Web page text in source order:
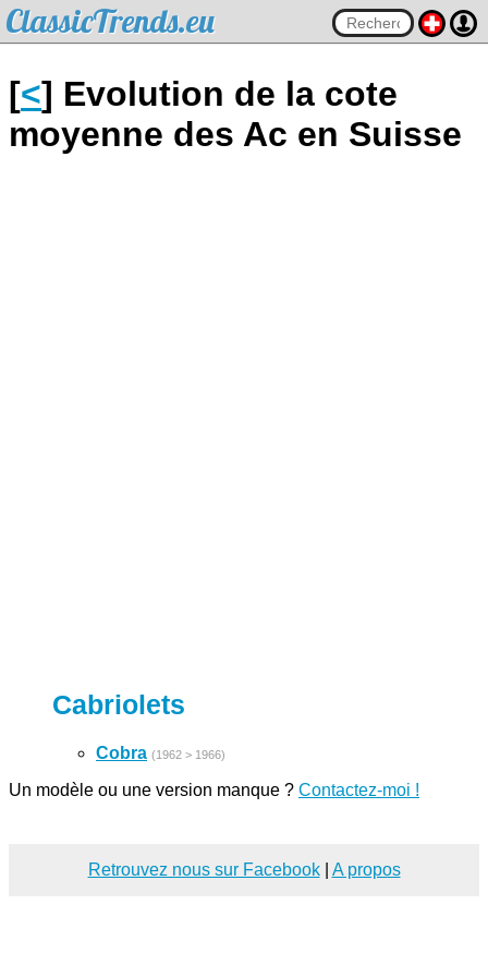
ClassicTrends.eu
[<] Evolution de la cote
moyenne des Ac en Suisse
Cabriolets
Cobra (1962 > 1966)
Un modèle ou une version manque ? Contactez-moi !
Retrouvez nous sur Facebook| A propos